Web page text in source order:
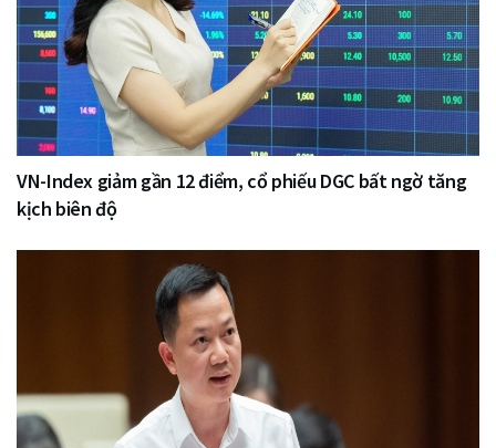
VN-Index giảm gần 12 điểm, cổ phiếu DGC bất ngờ tăng
kịch biên độ